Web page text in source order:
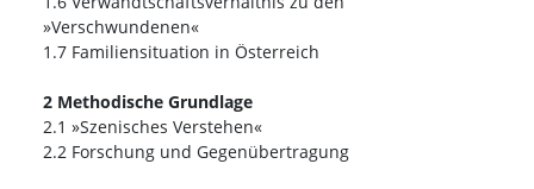
»Verschwundenen«
1.7 Familiensituation in Österreich
2 Methodische Grundlage
2.1 »Szenisches Verstehen«
2.2 Forschung und Gegenübertragung